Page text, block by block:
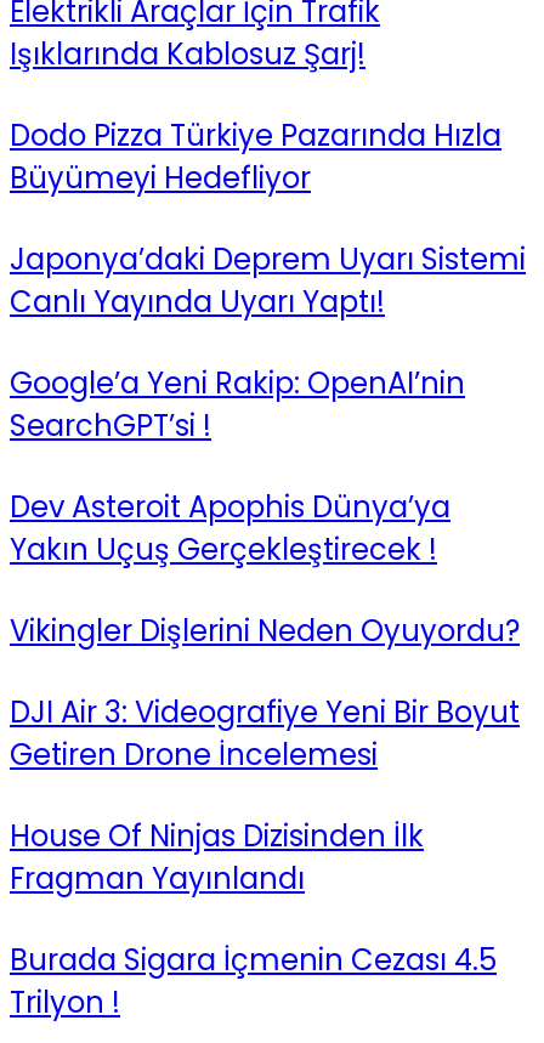
Elektrikli Araçlar İçin Trafik
Işıklarında Kablosuz Şarj!
Dodo Pizza Türkiye Pazarında Hızla
Büyümeyi Hedefliyor
Japonya’daki Deprem Uyarı Sistemi
Canlı Yayında Uyarı Yaptı!
Google’a Yeni Rakip: OpenAI’nin
SearchGPT’si !
Dev Asteroit Apophis Dünya’ya
Yakın Uçuş Gerçekleştirecek !
Vikingler Dişlerini Neden Oyuyordu?
DJI Air 3: Videografiye Yeni Bir Boyut
Getiren Drone İncelemesi
House Of Ninjas Dizisinden İlk
Fragman Yayınlandı
Burada Sigara İçmenin Cezası 4.5
Trilyon !